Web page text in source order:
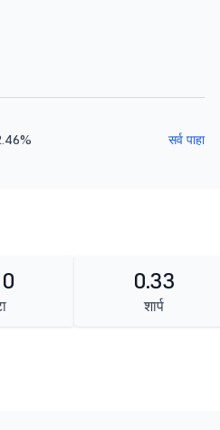
सर्व पाहा
0.33
शार्प